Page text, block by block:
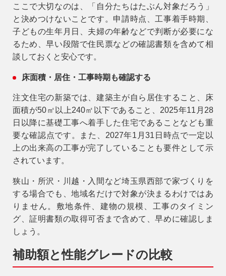
ここで大切なのは、「自分たちはたぶん対象だろう」
と決めつけないことです。申請時点、工事着手時期、
子どもの生年月日、夫婦の年齢などで判断が必要にな
るため、早い段階で住民票などの確認書類を含めて相
談しておくと安心です。
床面積・居住・工事時期も確認する
注文住宅の新築では、建築主が自ら居住すること、床
面積が50㎡以上240㎡以下であること、2025年11月28
日以降に基礎工事へ着手した住宅であることなども重
要な確認点です。また、2027年1月31日時点で一定以
上の出来高の工事が完了していることも要件として示
されています。
狭山・所沢・川越・入間など埼玉県西部で家づくりを
する場合でも、地域名だけで対象が決まるわけではあ
りません。敷地条件、建物の規模、工事のタイミン
グ、証明書類の取得可否まで含めて、早めに確認しま
しょう。
補助額と性能グレードの比較